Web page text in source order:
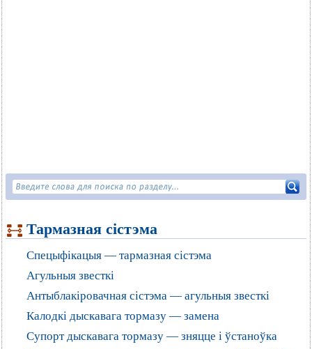
Тармазная сістэма
Спецыфікацыя — тармазная сістэма
Агульныя звесткі
Антыблакіровачная сістэма — агульныя звесткі
Калодкі дыскавага тормазу — замена
Супорт дыскавага тормазу — зняцце і ўстаноўка